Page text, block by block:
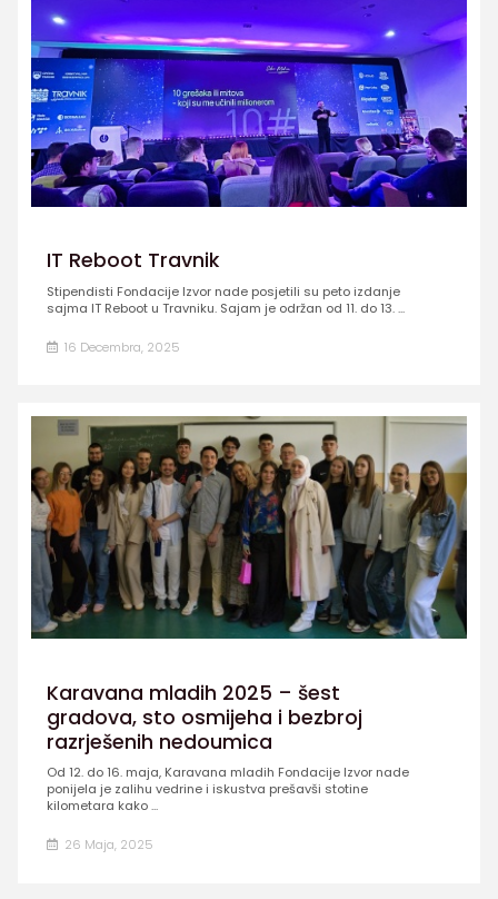
IT Reboot Travnik
Stipendisti Fondacije Izvor nade posjetili su peto izdanje
sajma IT Reboot u Travniku. Sajam je održan od 11. do 13. ...
16 Decembra, 2025
Karavana mladih 2025 – šest
gradova, sto osmijeha i bezbroj
razrješenih nedoumica
Od 12. do 16. maja, Karavana mladih Fondacije Izvor nade
ponijela je zalihu vedrine i iskustva prešavši stotine
kilometara kako ...
26 Maja, 2025